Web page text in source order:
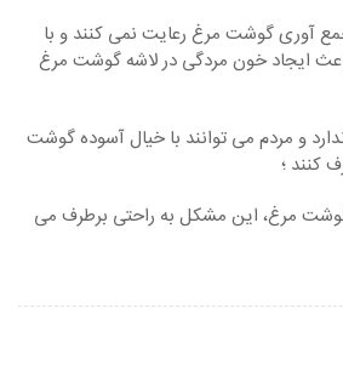
آوری گوشت مرغ رعایت نمی کنند و با
ایجاد خون مردگی در لاشه گوشت مرغ
و مردم می توانند با خیال آسوده گوشت
کنند ؛
مرغ، این مشکل به راحتی برطرف می